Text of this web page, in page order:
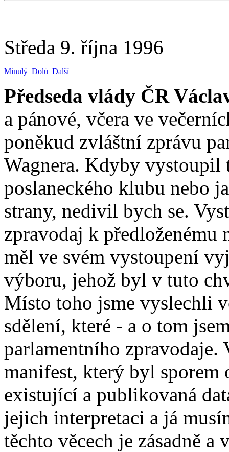
Středa 9. října 1996
Minulý Dolů Další
Předseda vlády ČR
a pánové, včera ve
poněkud zvláštní zprávu
Wagnera. Kdyby vystoupil
poslaneckého klubu nebo
strany, nedivil bych se.
zpravodaj k předloženému
měl ve svém vystoupení
výboru, jehož byl v tuto
Místo toho jsme vyslechli
sdělení, které - a o tom
parlamentního
manifest, který byl sporem
existující a publikovaná
jejich interpretaci a já
těchto věcech je zásadně a